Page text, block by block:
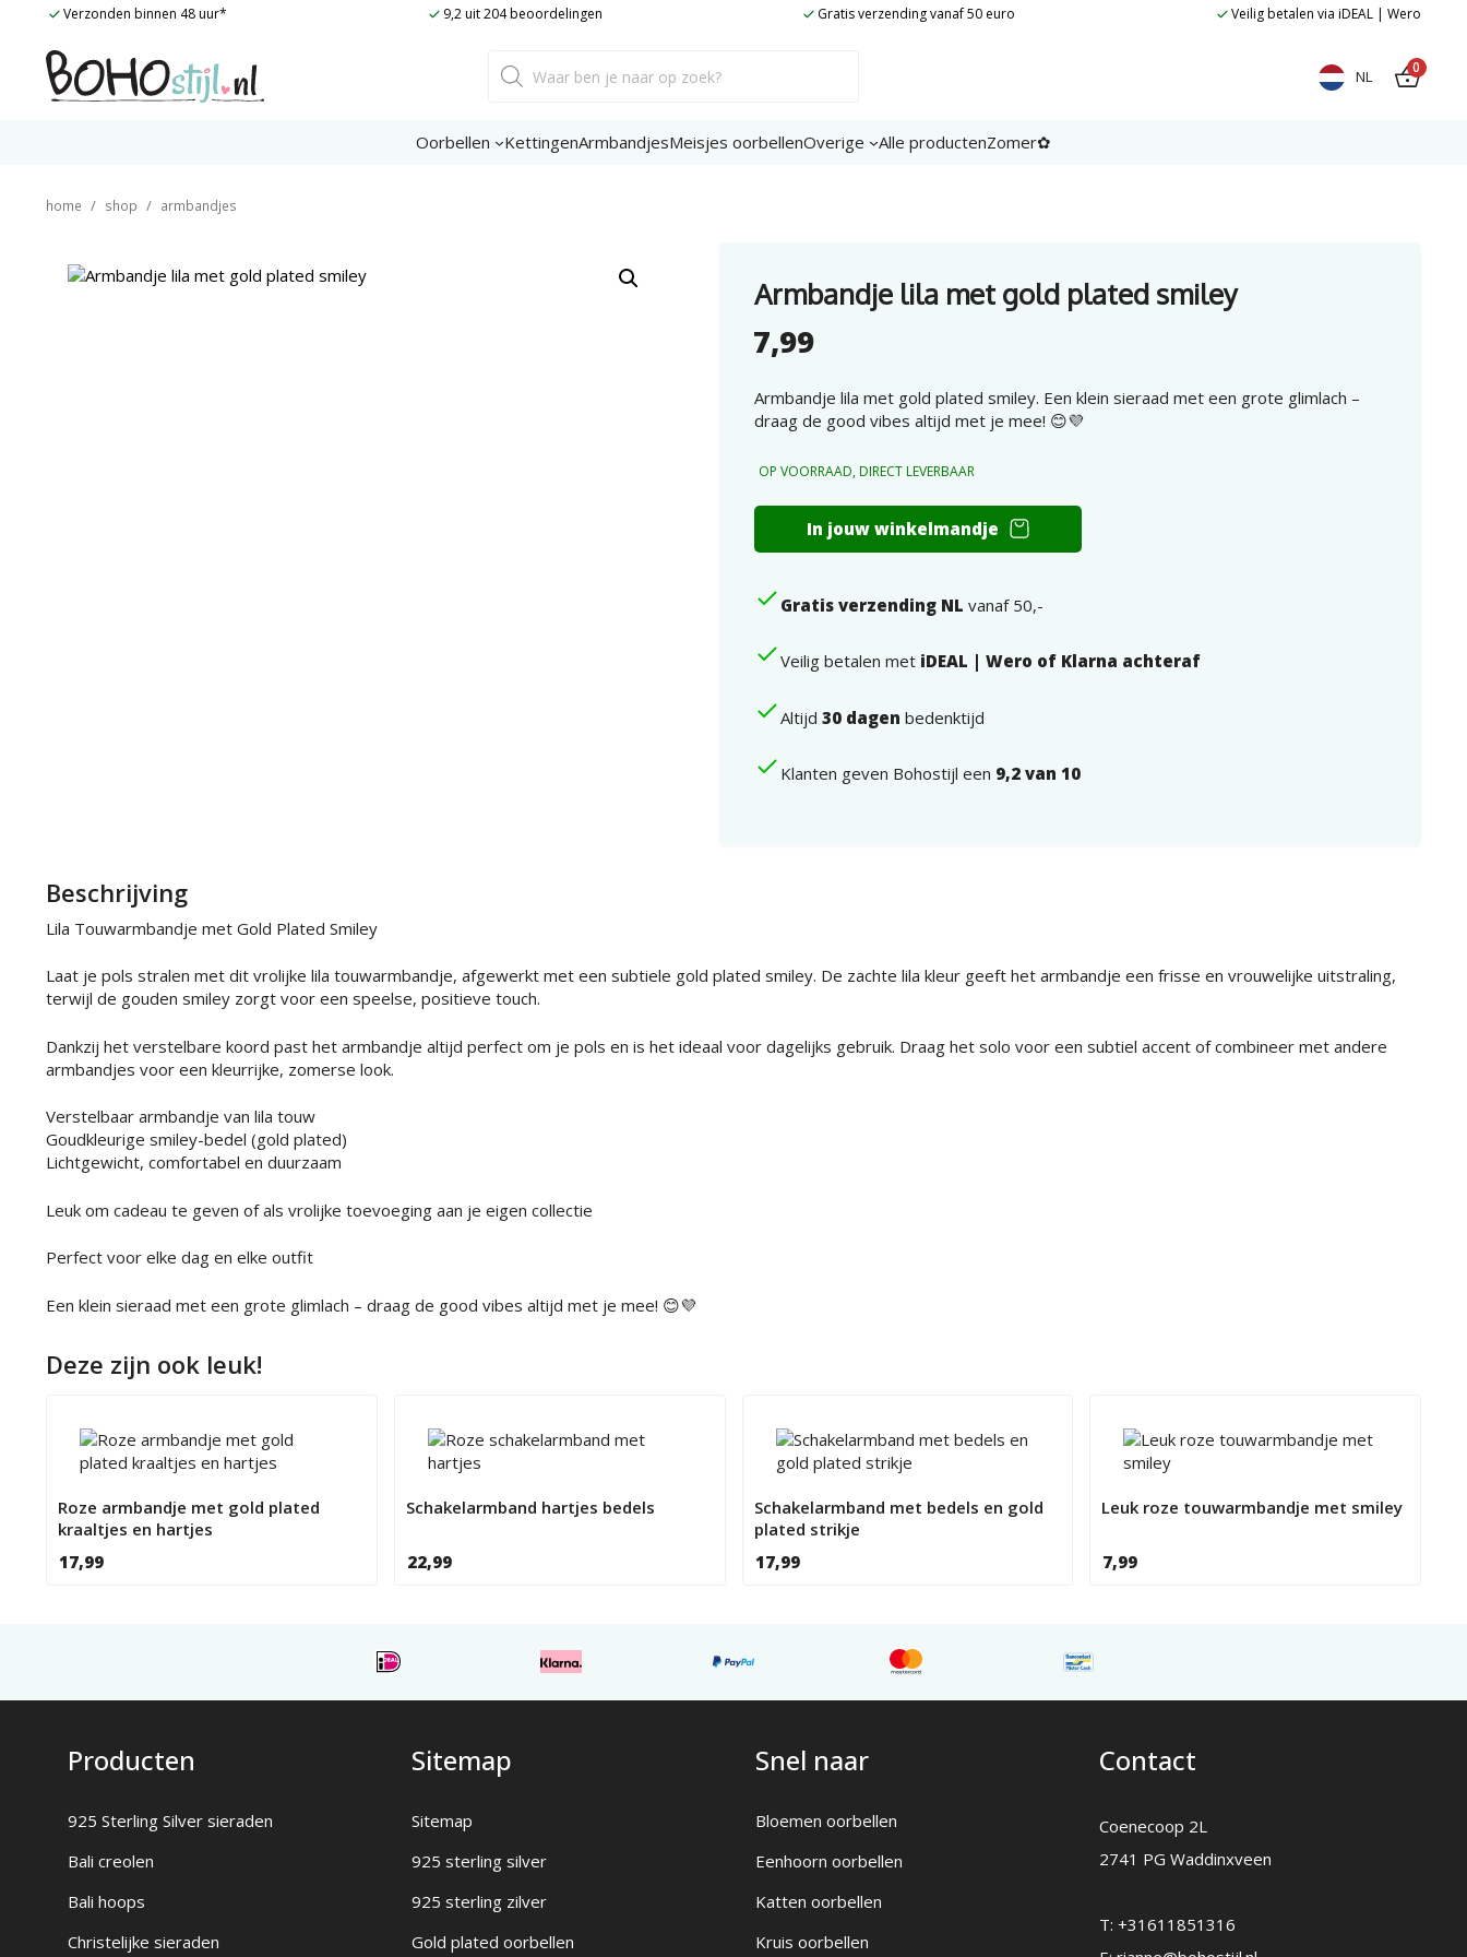
Verzonden binnen 48 uur* 9,2 uit 204 beoordelingen Gratis verzending vanaf 50 euro Veilig betalen via iDEAL | Wero
zoeken NL 0
Oorbellen KettingenArmbandjesMeisjes oorbellenOverige Alle productenZomer✿
home / shop / armbandjes
Armbandje lila met gold plated smiley
7,99
Armbandje lila met gold plated smiley. Een klein sieraad met een grote glimlach –
draag de good vibes altijd met je mee! 😊💜
OP VOORRAAD, DIRECT LEVERBAAR
Armbandje
plated
aantal
In jouw winkelmandje
Gratis verzending NL vanaf 50,-
Veilig betalen met iDEAL | Wero of Klarna achteraf
Altijd30 dagen bedenktijd
Klanten geven Bohostijl een 9,2 van 10
Beschrijving
Lila Touwarmbandje met Gold Plated Smiley
Laat je pols stralen met dit vrolijke lila touwarmbandje, afgewerkt met een subtiele gold plated smiley. De zachte lila kleur geeft het armbandje een frisse en vrouwelijke uitstraling,
terwijl de gouden smiley zorgt voor een speelse, positieve touch.
Dankzij het verstelbare koord past het armbandje altijd perfect om je pols en is het ideaal voor dagelijks gebruik. Draag het solo voor een subtiel accent of combineer met andere
armbandjes voor een kleurrijke, zomerse look.
Verstelbaar armbandje van lila touw
Goudkleurige smiley-bedel (gold plated)
Lichtgewicht, comfortabel en duurzaam
Leuk om cadeau te geven of als vrolijke toevoeging aan je eigen collectie
Perfect voor elke dag en elke outfit
Een klein sieraad met een grote glimlach – draag de good vibes altijd met je mee! 😊💜
Deze zijn ook leuk!
Roze armbandje met gold plated
kraaltjes en hartjes
17,99
Schakelarmband hartjes bedels
22,99
Schakelarmband met bedels en gold
plated strikje
17,99
Leuk roze touwarmbandje met smiley
7,99
Producten
925 Sterling Silver sieraden
Bali creolen
Bali hoops
Christelijke sieraden
Sitemap
Sitemap
925 sterling silver
925 sterling zilver
Gold plated oorbellen
Snel naar
Bloemen oorbellen
Eenhoorn oorbellen
Katten oorbellen
Kruis oorbellen
Contact
Coenecoop 2L
2741 PG Waddinxveen
T: +31611851316